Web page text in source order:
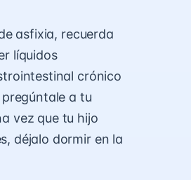
asfixia, recuerda
líquidos
crónico
a tu
vez que tu hijo
déjalo dormir en la